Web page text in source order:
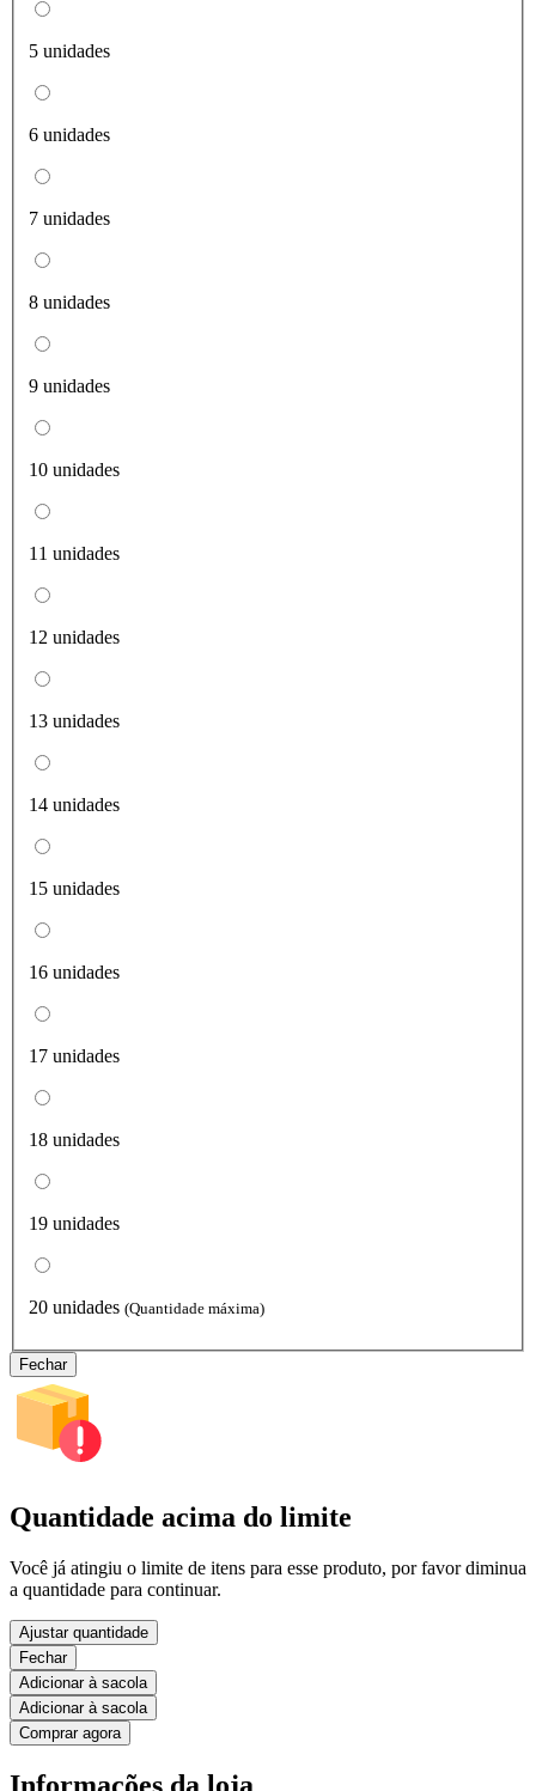
5 unidades
6 unidades
7 unidades
8 unidades
9 unidades
10 unidades
11 unidades
12 unidades
13 unidades
14 unidades
15 unidades
16 unidades
17 unidades
18 unidades
19 unidades
20 unidades (Quantidade máxima)
Fechar
Quantidade acima do limite
Você já atingiu o limite de itens para esse produto, por favor diminua
a quantidade para continuar.
Ajustar quantidade
Fechar
Adicionar à sacola
Adicionar à sacola
Comprar agora